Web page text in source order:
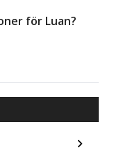
för Luan?